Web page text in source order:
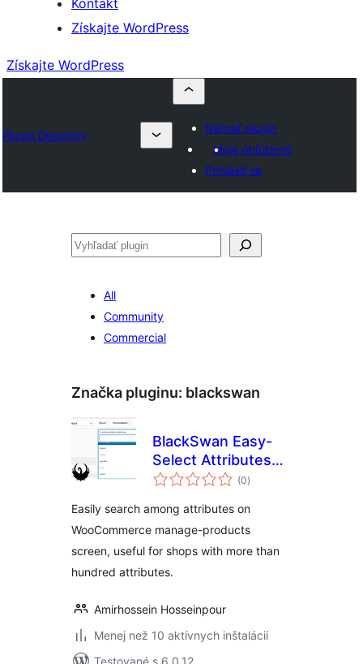
Kontakt
Získajte WordPress
Získajte WordPress
Plugin Directory
Nahrať plugin
Moje obľúbené
Prihlásiť sa
Hľadať
All
Community
Commercial
Značka pluginu: blackswan
BlackSwan Easy-
Select Attributes
for WooCommerce
(0celkové
hodnotenie
)
Easily search among attributes on
WooCommerce manage-products
screen, useful for shops with more than
hundred attributes.
Amirhossein Hosseinpour
Menej než 10 aktívnych inštalácií
Testované s 6.0.12